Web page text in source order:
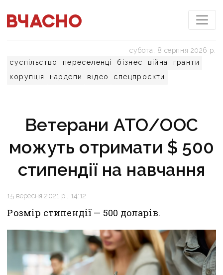
суспільство переселенці бізнес війна
гранти
корупція
нардепи відео спецпроєкти
субота, 8 серпня 2026 р.
Ветерани АТО/ООС
можуть отримати $ 500
стипендії на навчання
15 вересня 2021 р., 14:12
Розмір стипендії — 500 доларів.